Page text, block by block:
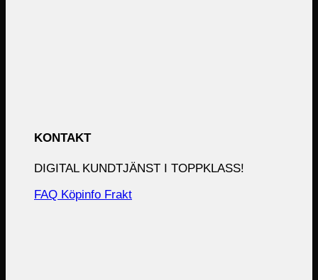
KONTAKT
DIGITAL KUNDTJÄNST I TOPPKLASS!
FAQ Köpinfo Frakt